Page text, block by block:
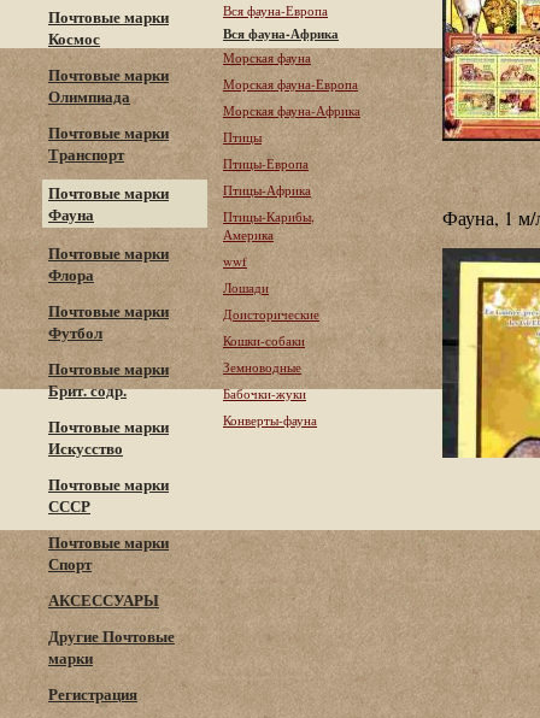
Почтовые марки
Космос
Почтовые марки
Олимпиада
Почтовые марки
Транспорт
Почтовые марки
Фауна
Почтовые марки
Флора
Почтовые марки
Футбол
Почтовые марки
Брит. содр.
Почтовые марки
Искусство
Почтовые марки
СССР
Почтовые марки
Спорт
АКСЕССУАРЫ
Другие Почтовые
марки
Регистрация
Вся фауна-Европа
Вся фауна-Африка
Морская фауна
Морская фауна-Европа
Морская фауна-Африка
Птицы
Птицы-Европа
Птицы-Африка
Птицы-Карибы,
Америка
wwf
Лошади
Доисторические
Кошки-собаки
Земноводные
Бабочки-жуки
Конверты-фауна
Фауна, 1 м/